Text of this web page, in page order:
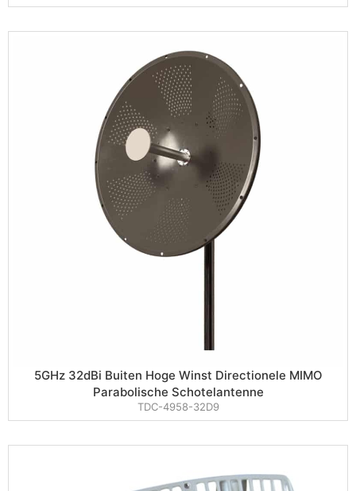
5GHz 32dBi Buiten Hoge Winst Directionele MIMO
Parabolische Schotelantenne
TDC-4958-32D9